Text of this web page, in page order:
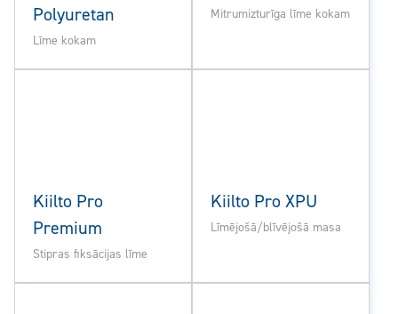
Polyuretan
Līme kokam
Mitrumizturīga līme kokam
Kiilto Pro
Premium
Stipras fiksācijas līme
Kiilto Pro XPU
Līmējošā/blīvējošā masa